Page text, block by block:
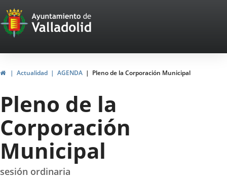
Portal
Web
del
Ayuntamiento
de
Valladolid
InicioActualidad AGENDA Pleno de la Corporación Municipal
Pleno de la
Corporación
Municipal
sesión ordinaria